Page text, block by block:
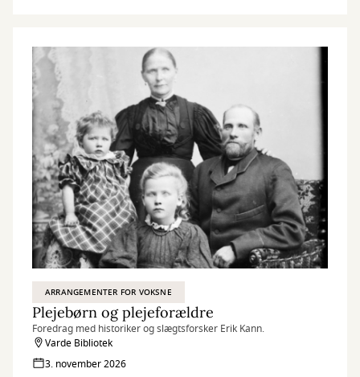
ARRANGEMENTER FOR VOKSNE
Plejebørn og plejeforældre
Foredrag med historiker og slægtsforsker Erik Kann.
Varde Bibliotek
3. november 2026